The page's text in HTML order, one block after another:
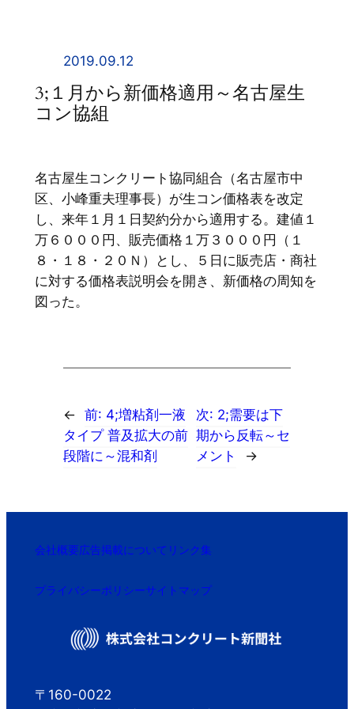
2019.09.12
3;１月から新価格適用～名古屋生
コン協組
名古屋生コンクリート協同組合（名古屋市中
区、小峰重夫理事長）が生コン価格表を改定
し、来年１月１日契約分から適用する。建値１
万６０００円、販売価格１万３０００円（１
８・１８・２０Ｎ）とし、５日に販売店・商社
に対する価格表説明会を開き、新価格の周知を
図った。
← 前: 4;増粘剤一液
タイプ 普及拡大の前
段階に～混和剤
次: 2;需要は下
期から反転～セ
メント
→
会社概要広告掲載について リンク集
プライバシーポリシーサイトマップ
〒160-0022